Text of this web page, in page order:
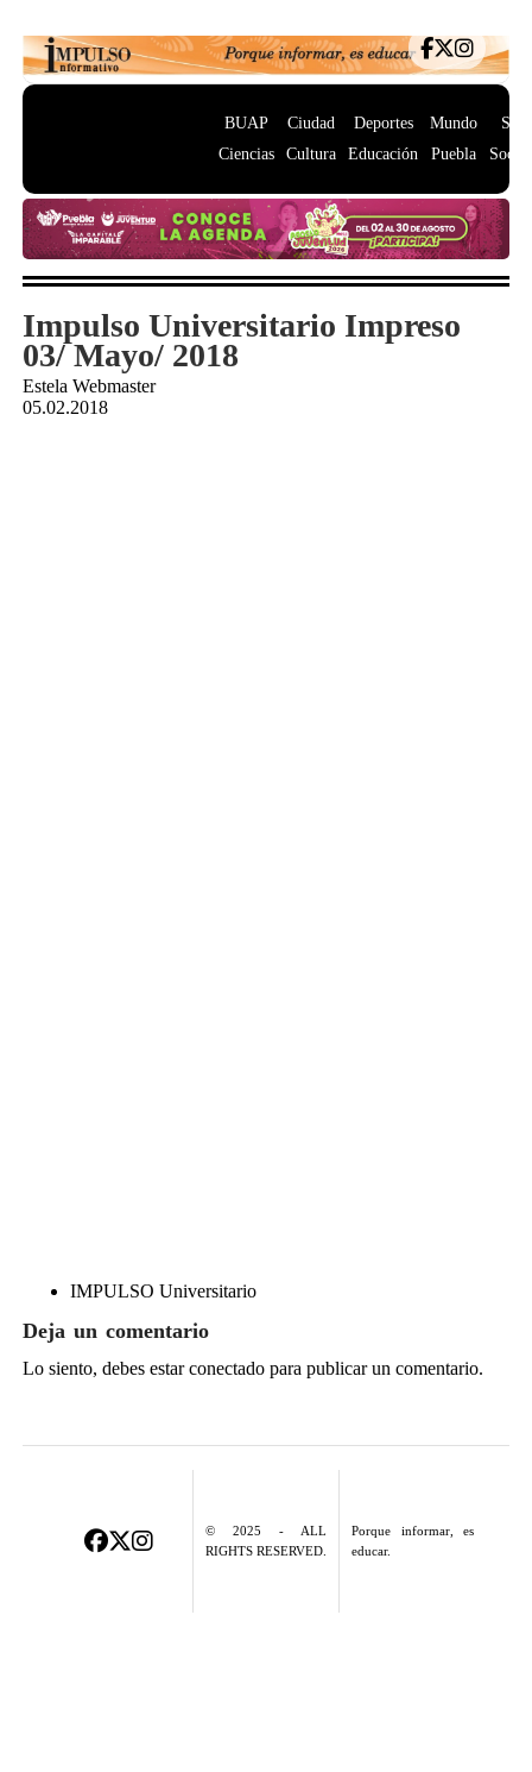
BUAP
Ciencias
Ciudad
Cultura
Deportes
Educación
Mundo
Puebla
Impulso Universitario Impreso
03/ Mayo/ 2018
Estela Webmaster
05.02.2018
IMPULSO Universitario
Deja un comentario
Lo siento, debes estarconectadopara publicar un comentario.
© 2025 - ALL
RIGHTS RESERVED.
Porque informar, es
educar.